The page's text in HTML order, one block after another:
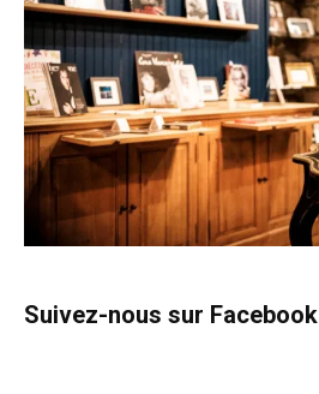
Suivez-nous sur Facebook